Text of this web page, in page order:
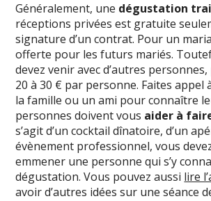
Généralement, une dégustation
réceptions privées est gratuite
signature d’un contrat. Pour un
offerte pour les futurs mariés.
devez venir avec d’autres
20 à 30 € par personne. Faites appel
la famille ou un ami pour connaître
personnes doivent vous aider à
s’agit d’un cocktail dînatoire, d’un
évènement professionnel, vous
emmener une personne qui s’y
dégustation. Vous pouvez aussi lire
avoir d’autres idées sur une séance